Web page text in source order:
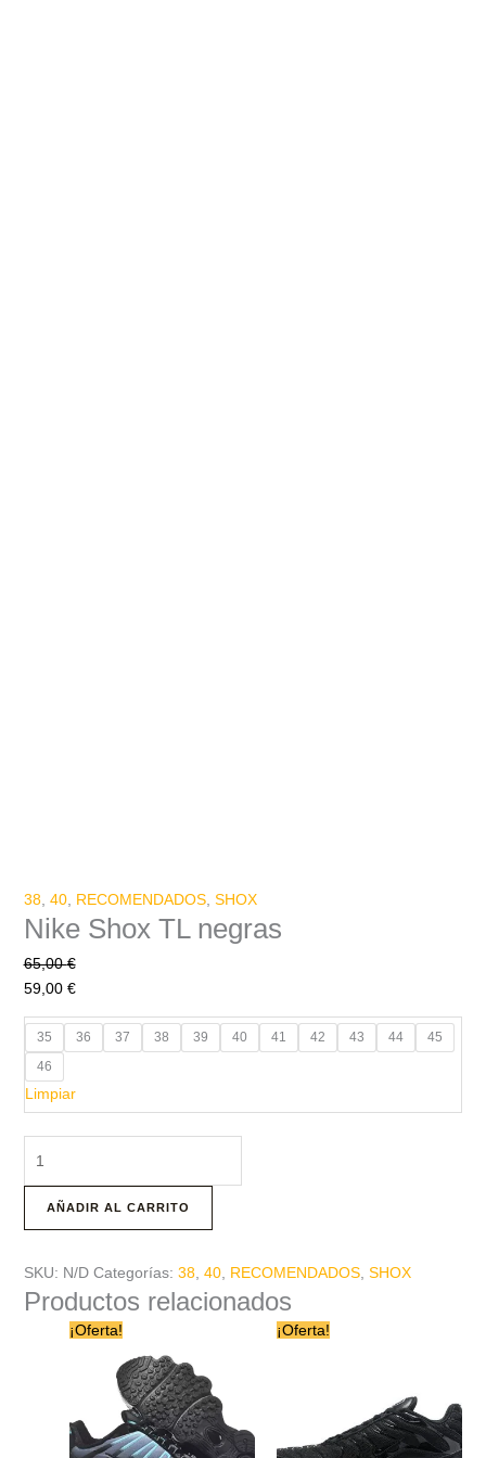
38, 40, RECOMENDADOS, SHOX
Nike Shox TL negras
65,00€
59,00 €
35 36 37 38 39 40 41 42 43 44
45
46
Limpiar
AÑADIR AL CARRITO
SKU: N/D Categorías: 38, 40, RECOMENDADOS, SHOX
Productos relacionados
¡Oferta!
producto
tiene
múltiples
variantes.
Las
¡Oferta!El
precio
59,00 €.
múltiples
variantes.
Las